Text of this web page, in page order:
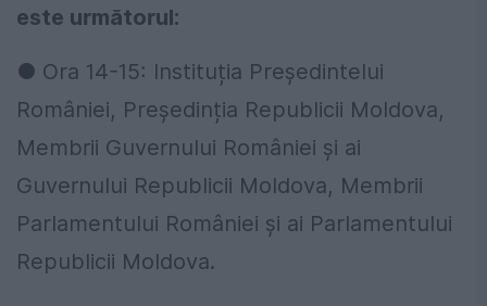
este următorul:
● Ora 14-15: Instituția Președintelui
României, Președinția Republicii Moldova,
Membrii Guvernului României și ai
Guvernului Republicii Moldova, Membrii
Parlamentului României și ai Parlamentului
Republicii Moldova.